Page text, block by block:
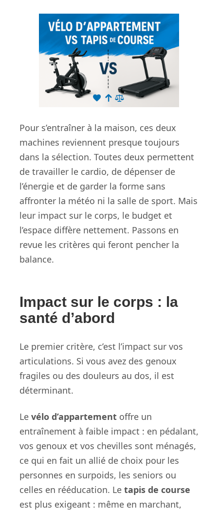
Pour s’entraîner à la maison, ces deux
machines reviennent presque toujours
dans la sélection. Toutes deux permettent
de travailler le cardio, de dépenser de
l’énergie et de garder la forme sans
affronter la météo ni la salle de sport. Mais
leur impact sur le corps, le budget et
l’espace diffère nettement. Passons en
revue les critères qui feront pencher la
balance.
Impact sur le corps : la
santé d’abord
Le premier critère, c’est l’impact sur vos
articulations. Si vous avez des genoux
fragiles ou des douleurs au dos, il est
déterminant.
Le vélo d’appartement offre un
entraînement à faible impact : en pédalant,
vos genoux et vos chevilles sont ménagés,
ce qui en fait un allié de choix pour les
personnes en surpoids, les seniors ou
celles en rééducation. Le tapis de course
est plus exigeant : même en marchant,